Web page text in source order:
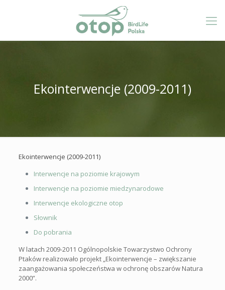
Ekointerwencje (2009-2011)
Ekointerwencje (2009-2011)
Interwencje na poziomie krajowym
Interwencje na poziomie miedzynarodowe
Interwencje ekologiczne otop
Słownik
Do pobrania
W latach 2009-2011 Ogólnopolskie Towarzystwo Ochrony
Ptaków realizowało projekt „Ekointerwencje – zwiększanie
zaangażowania społeczeństwa w ochronę obszarów Natura
2000”.